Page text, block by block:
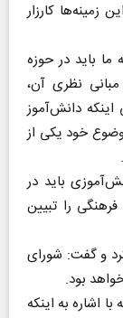
زمینه‌ها کارزار
باید در حوزه
نظری آن،
اینکه دانش‌آموز
خود یکی از
باید در
را تبیین
و گفت: شورای
بود.
اشاره به اینکه